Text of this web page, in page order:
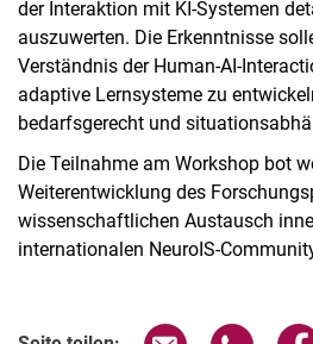
der Interaktion mit KI-Systemen
auszuwerten. Die Erkenntnisse
Verständnis der Human-AI-
adaptive Lernsysteme zu
bedarfsgerecht und
Die Teilnahme am Workshop bot
Weiterentwicklung des
wissenschaftlichen Austausch
internationalen NeuroIS-
Seite über E-
Seite